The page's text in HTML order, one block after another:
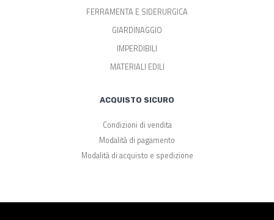
FERRAMENTA E SIDERURGICA
GIARDINAGGIO
IMPERDIBILI
MATERIALI EDILI
ACQUISTO SICURO
Condizioni di vendita
Modalità di pagamento
Modalità di acquisto e spedizione